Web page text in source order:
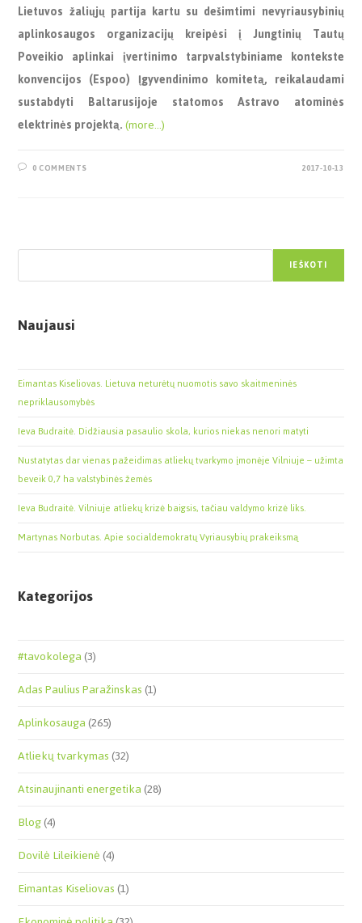
Lietuvos žaliųjų partija kartu su dešimtimi nevyriausybinių
aplinkosaugos organizacijų kreipėsi į Jungtinių Tautų
Poveikio aplinkai įvertinimo tarpvalstybiniame kontekste
konvencijos (Espoo) Įgyvendinimo komitetą, reikalaudami
sustabdyti Baltarusijoje statomos Astravo atominės
elektrinės projektą.(more…)
0 COMMENTS 2017-10-13
IEŠKOTI
Naujausi
Eimantas Kiseliovas. Lietuva neturėtų nuomotis savo skaitmeninės
nepriklausomybės
Ieva Budraitė. Didžiausia pasaulio skola, kurios niekas nenori matyti
Nustatytas dar vienas pažeidimas atliekų tvarkymo įmonėje Vilniuje – užimta
beveik 0,7 ha valstybinės žemės
Ieva Budraitė. Vilniuje atliekų krizė baigsis, tačiau valdymo krizė liks.
Martynas Norbutas. Apie socialdemokratų Vyriausybių prakeiksmą
Kategorijos
#tavokolega(3)
Adas Paulius Paražinskas(1)
Aplinkosauga(265)
Atliekų tvarkymas(32)
Atsinaujinanti energetika(28)
Blog(4)
Dovilė Lileikienė(4)
Eimantas Kiseliovas(1)